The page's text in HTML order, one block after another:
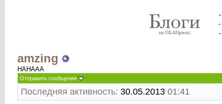
amzing
HAHAAA
Отправить сообщение
Последняя активность: 30.05.2013 01:41